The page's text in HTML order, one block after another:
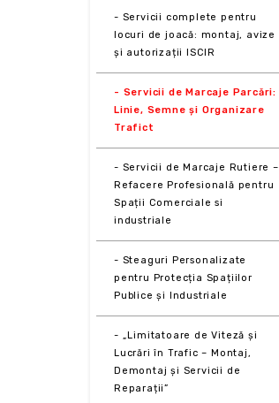
- Servicii complete pentru
locuri de joacă: montaj, avize
și autorizații ISCIR
- Servicii de Marcaje Parcări:
Linie, Semne și Organizare
Trafict
- Servicii de Marcaje Rutiere –
Refacere Profesională pentru
Spații Comerciale si
industriale
- Steaguri Personalizate
pentru Protecția Spațiilor
Publice și Industriale
- „Limitatoare de Viteză și
Lucrări în Trafic – Montaj,
Demontaj și Servicii de
Reparații”